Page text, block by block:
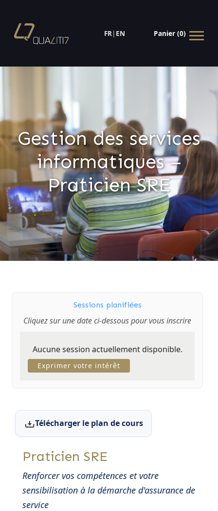
FR| EN Panier (0)
Gestion des services
informatiques –
Praticien SRE
Sessions planifiées
Cliquez sur une date ci-dessous pour vous inscrire
Aucune session actuellement disponible.
Exprimer votre intérêt
Télécharger le plan de cours
Praticien SRE
Renforcer vos compétences et votre
sensibilisation à la démarche d'assurance de
service